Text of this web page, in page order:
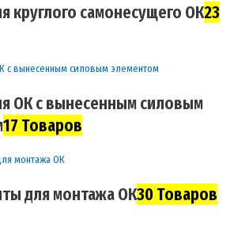
круглого самонесущего ОК23
ОК с вынесенным силовым
17 Товаров
для монтажа ОК30 Товаров